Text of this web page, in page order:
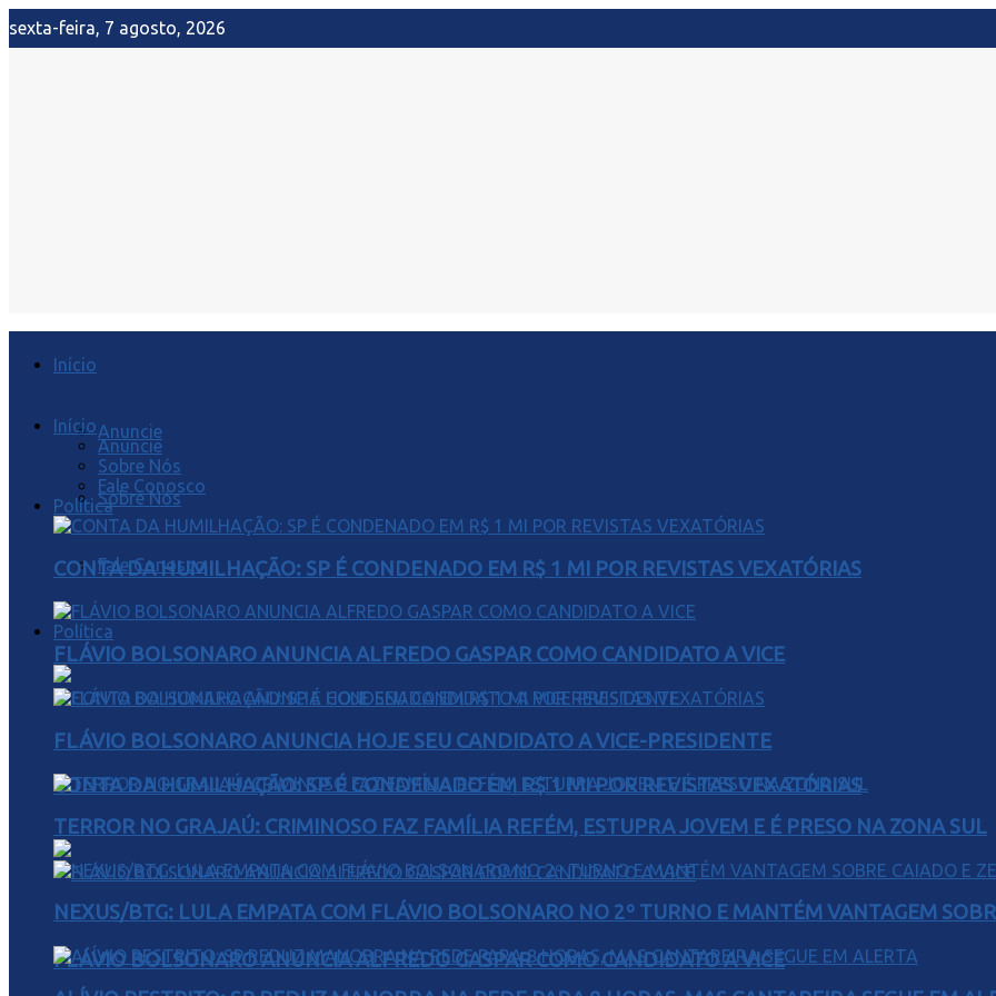
sexta-feira, 7 agosto, 2026
Início
Anuncie
Sobre Nós
Fale Conosco
Política
CONTA DA HUMILHAÇÃO: SP É CONDENADO EM R$ 1 MI POR REVISTAS VEXATÓRIAS
FLÁVIO BOLSONARO ANUNCIA ALFREDO GASPAR COMO CANDIDATO A VICE
Início
Anuncie
Sobre Nós
Fale Conosco
Política
CONTA DA HUMILHAÇÃO: SP É CONDENADO EM R$ 1 MI POR REVISTAS VEXATÓRIAS
FLÁVIO BOLSONARO ANUNCIA ALFREDO GASPAR COMO CANDIDATO A VICE
FLÁVIO BOLSONARO ANUNCIA HOJE SEU CANDIDATO A VICE-PRESIDENTE
TERROR NO GRAJAÚ: CRIMINOSO FAZ FAMÍLIA REFÉM, ESTUPRA JOVEM E É PRESO NA ZONA SUL
NEXUS/BTG: LULA EMPATA COM FLÁVIO BOLSONARO NO 2º TURNO E MANTÉM VANTAGEM